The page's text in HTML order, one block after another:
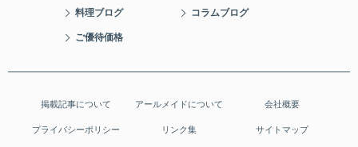
料理ブログ コラムブログ
ご優待価格
掲載記事について アールメイドについて 会社概要
プライバシーポリシー リンク集 サイトマップ